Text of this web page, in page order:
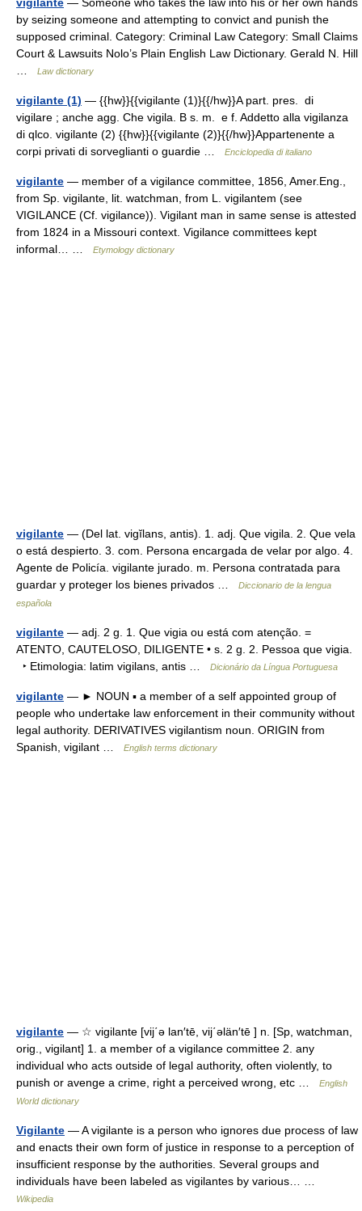
by seizing someone and attempting to convict and punish the
supposed criminal. Category: Criminal Law Category: Small Claims
Court & Lawsuits Nolo’s Plain English Law Dictionary. Gerald N. Hill
Law dictionary
vigilante (1) — {{hw}}{{vigilante (1)}{{/hw}}A part. pres. di
vigilare ; anche agg. Che vigila. B s. m. e f. Addetto alla vigilanza
di qlco. vigilante (2) {{hw}}{{vigilante (2)}{{/hw}}Appartenente a
corpi privati di sorveglianti o guardie …
Enciclopedia di italiano
vigilante — member of a vigilance committee, 1856, Amer.Eng.,
from Sp. vigilante, lit. watchman, from L. vigilantem (see
VIGILANCE (Cf. vigilance)). Vigilant man in same sense is attested
from 1824 in a Missouri context. Vigilance committees kept
informal… …
Etymology dictionary
vigilante — (Del lat. vigĭlans, antis). 1. adj. Que vigila. 2. Que vela
o está despierto. 3. com. Persona encargada de velar por algo. 4.
Agente de Policía. vigilante jurado. m. Persona contratada para
guardar y proteger los bienes privados …
Diccionario de la lengua
española
vigilante — adj. 2 g. 1. Que vigia ou está com atenção. =
ATENTO, CAUTELOSO, DILIGENTE • s. 2 g. 2. Pessoa que vigia.
‣ Etimologia: latim vigilans, antis …
Dicionário da Língua Portuguesa
vigilante — ► NOUN ▪ a member of a self appointed group of
people who undertake law enforcement in their community without
legal authority. DERIVATIVES vigilantism noun. ORIGIN from
Spanish, vigilant …
English terms dictionary
vigilante — ☆ vigilante [vij΄ə lan′tē, vij΄əlän′tē ] n. [Sp, watchman,
orig., vigilant] 1. a member of a vigilance committee 2. any
individual who acts outside of legal authority, often violently, to
punish or avenge a crime, right a perceived wrong, etc …
English
World dictionary
Vigilante — A vigilante is a person who ignores due process of law
and enacts their own form of justice in response to a perception of
insufficient response by the authorities. Several groups and
individuals have been labeled as vigilantes by various… …
Wikipedia